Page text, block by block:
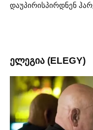
დაუპირისპირდნენ
ელეგია (ELEGY)